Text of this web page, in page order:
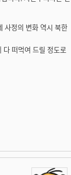
사정의 변화 역시 북한
다 떠먹여 드릴 정도로